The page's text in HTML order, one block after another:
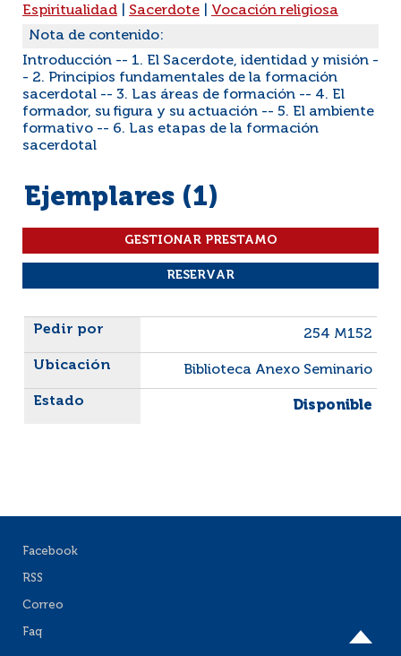
Espiritualidad
Sacerdote
Vocación religiosa
Nota de contenido:
Introducción -- 1. El Sacerdote, identidad y misión -
- 2. Principios fundamentales de la formación
sacerdotal -- 3. Las áreas de formación -- 4. El
formador, su figura y su actuación -- 5. El ambiente
formativo -- 6. Las etapas de la formación
sacerdotal
Ejemplares (1)
Liste des exemplaires
254 M152
Biblioteca Anexo Seminario
Disponible
Facebook
RSS
Correo
Faq